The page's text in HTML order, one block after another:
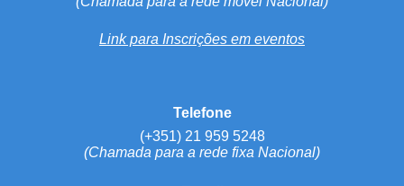
Link para Inscrições em eventos
Telefone
(+351) 21 959 5248
(Chamada para a rede fixa Nacional)